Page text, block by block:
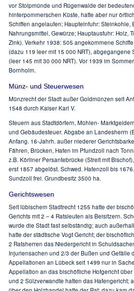
vor Stolpmünde und Rügenwalde der
hinterpommerschen Küste, hatte aber nur
Schiffen angelaufen; Haupteinfuhr: Steinkohle,
Nahrungsmittel, Gewürze; Hauptausfuhr: Holz,
Zink). Verkehr 1938: 505 angekommene
(dazu 119 leer mit 15 000 NRT), abgegangene
(leer 145 mit 30 000 NRT). Vor 1939 im
Bornholm.
Münz- und Steuerwesen
Münzrecht der Stadt außer Goldmünzen seit
1548 durch Kaiser Karl V.
Steuern aus Stadtdörfern, Mühlen-
und Gebäudesteuer. Abgabe an Landesherrn
Anfang. 16-Jahrh. außer niederer
Fähren, Brücken, Hafen im Pfundzoll nach
z.B. Körliner Persantebrücke (Streit mit
erst 1857 abgelöst. Schwed. Hafenzoll bis
Sundzoll frei. Grundbesitz 3500 ha.
Gerichtswesen
Seit lübischem Stadtrecht 1255 hatte der
Gerichts mit 2 – 4 Ratsleuten als Beisitzern.
wurde die Stadt fast selbständig; auch
hatte der städtische Vogt Gericht; der
2 Ratsherren das Niedergericht in
Injuriensachen und 2/3 der Bußen und Gefälle
Appellationen an Lübeck seit 1499 nur in
Appellation an das bischöfliche Hofgericht
und 2 Sülzverwandte hatten das Hafengericht;